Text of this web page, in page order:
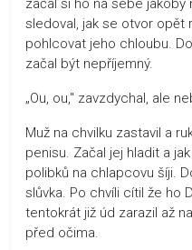
začal si ho na sebe jakoby
sledoval, jak se otvor opět
pohlcovat jeho chloubu.
začal být nepříjemný.
„Ou, ou," zavzdychal, ale
Muž na chvilku zastavil a
penisu. Začal jej hladit a
polibků na chlapcovu šíji.
slůvka. Po chvíli cítil že ho
tentokrát již úd zarazil až
před očima.